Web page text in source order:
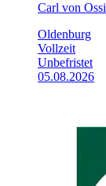
Carl von
Oldenburg
Vollzeit
Unbefristet
05.08.2026